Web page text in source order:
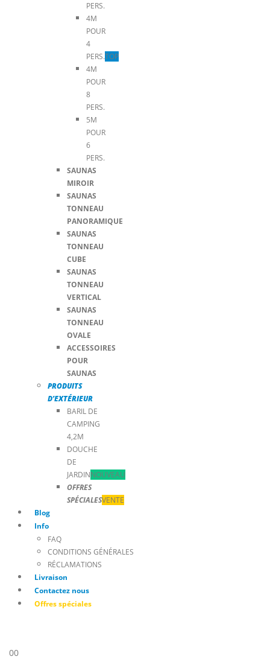
PERS.
4M
POUR
4
PERS.TOP
4M
POUR
8
PERS.
5M
POUR
6
PERS.
SAUNAS
MIROIR
SAUNAS
TONNEAU
PANORAMIQUE
SAUNAS
TONNEAU
CUBE
SAUNAS
TONNEAU
VERTICAL
SAUNAS
TONNEAU
OVALE
ACCESSOIRES
POUR
SAUNAS
PRODUITS
D’EXTÉRIEUR
BARIL DE
CAMPING
4,2M
DOUCHE
DE
JARDINNOUVEAU
OFFRES
SPÉCIALESVENTE
Blog
Info
FAQ
CONDITIONS GÉNÉRALES
RÉCLAMATIONS
Livraison
Contactez nous
Offres spéciales
00